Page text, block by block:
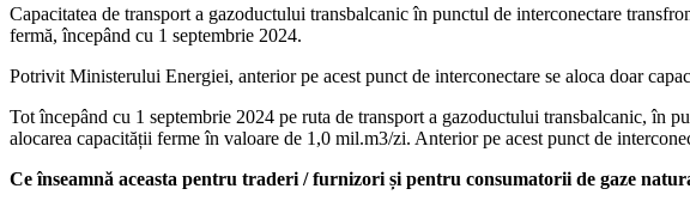
Capacitatea de transport a gazoductului transbalcanic în punctul de interconectare
fermă, începând cu 1 septembrie 2024.
Potrivit Ministerului Energiei, anterior pe acest punct de interconectare se aloca doar
Tot începând cu 1 septembrie 2024 pe ruta de transport a gazoductului transbalcanic,
alocarea capacității ferme în valoare de 1,0 mil.m3/zi. Anterior pe acest punct de
Ce înseamnă aceasta pentru traderi / furnizori și pentru consumatorii de gaze